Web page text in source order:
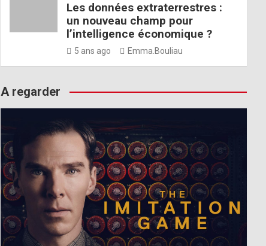
Les données extraterrestres :
un nouveau champ pour
l’intelligence économique ?
5 ans ago Emma.Bouliau
A regarder